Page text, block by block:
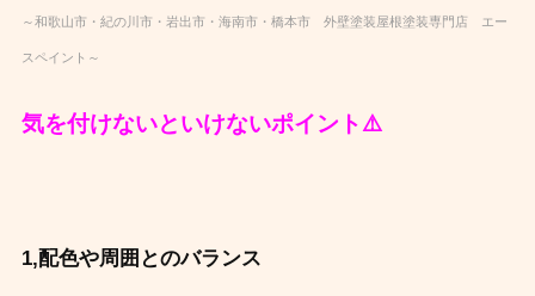
～和歌山市・紀の川市・岩出市・海南市・橋本市 外壁塗装屋根塗装専門店 エー
スペイント～
気を付けないといけないポイント⚠️
1,配色や周囲とのバランス